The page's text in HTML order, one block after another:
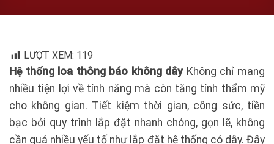
LƯỢT XEM: 119
Hệ thống loa thông báo không dây Không chỉ mang
nhiều tiện lợi về tính năng mà còn tăng tính thẩm mỹ
cho không gian. Tiết kiệm thời gian, công sức, tiền
bạc bởi quy trình lắp đặt nhanh chóng, gọn lẽ, không
cần quá nhiều yếu tố như lắp đặt hệ thống có dây. Đây